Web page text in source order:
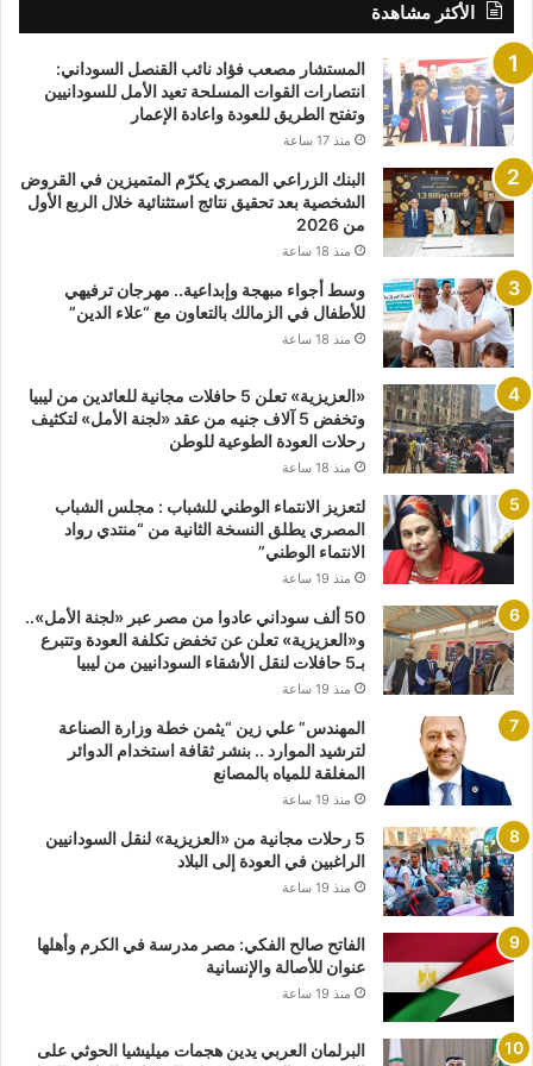
الأكثر مشاهدة
المستشار مصعب فؤاد نائب القنصل السوداني:
انتصارات القوات المسلحة تعيد الأمل للسودانيين
وتفتح الطريق للعودة واعادة الإعمار
منذ 17 ساعة
البنك الزراعي المصري يكرّم المتميزين في القروض
الشخصية بعد تحقيق نتائج استثنائية خلال الربع الأول
من 2026
منذ 18 ساعة
وسط أجواء مبهجة وإبداعية.. مهرجان ترفيهي
للأطفال في الزمالك بالتعاون مع “علاء الدين”
منذ 18 ساعة
«العزيزية» تعلن 5 حافلات مجانية للعائدين من ليبيا
وتخفض 5 آلاف جنيه من عقد «لجنة الأمل» لتكثيف
رحلات العودة الطوعية للوطن
منذ 18 ساعة
لتعزيز الانتماء الوطني للشباب : مجلس الشباب
المصري يطلق النسخة الثانية من “منتدي رواد
الانتماء الوطني”
منذ 19 ساعة
50 ألف سوداني عادوا من مصر عبر «لجنة الأمل»..
و«العزيزية» تعلن عن تخفض تكلفة العودة وتتبرع
بـ5 حافلات لنقل الأشقاء السودانيين من ليبيا
منذ 19 ساعة
المهندس” علي زين “يثمن خطة وزارة الصناعة
لترشيد الموارد .. بنشر ثقافة استخدام الدوائر
المغلقة للمياه بالمصانع
منذ 19 ساعة
5 رحلات مجانية من «العزيزية» لنقل السودانيين
الراغبين في العودة إلى البلاد
منذ 19 ساعة
الفاتح صالح الفكي: مصر مدرسة في الكرم وأهلها
عنوان للأصالة والإنسانية
منذ 19 ساعة
البرلمان العربي يدين هجمات ميليشيا الحوثي على